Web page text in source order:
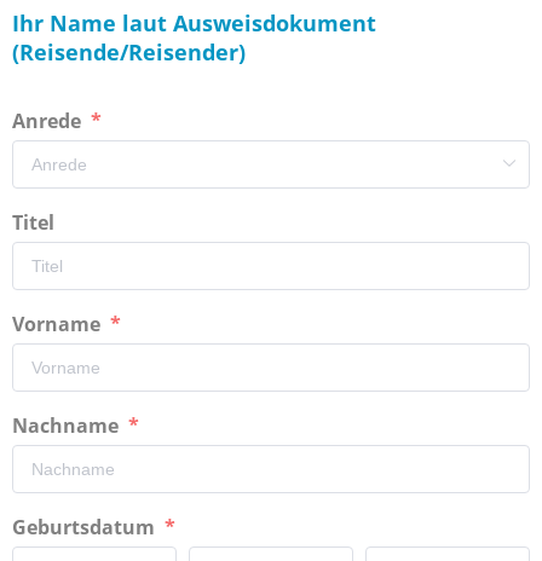
Ihr Name laut Ausweisdokument
(Reisende/Reisender)
Anrede
Titel
Vorname
Nachname
Geburtsdatum